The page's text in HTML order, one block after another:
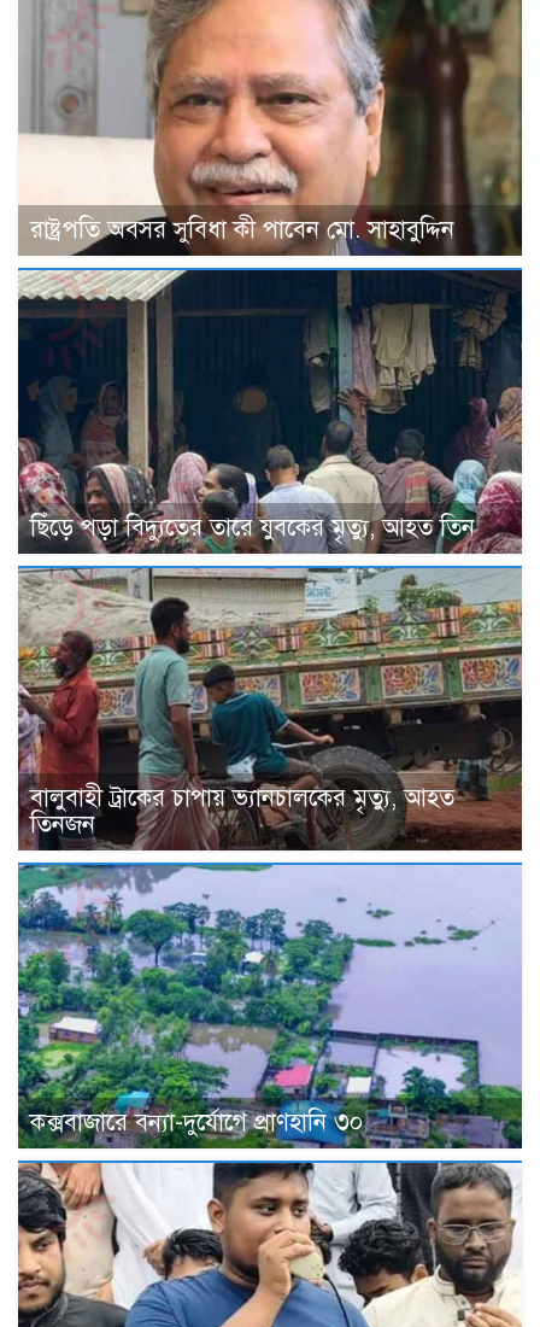
রাষ্ট্রপতি অবসর সুবিধা কী পাবেন মো. সাহাবুদ্দিন
ছিঁড়ে পড়া বিদ্যুতের তারে যুবকের মৃত্যু, আহত তিন
বালুবাহী ট্রাকের চাপায় ভ্যানচালকের মৃত্যু, আহত
তিনজন
কক্সবাজারে বন্যা-দুর্যোগে প্রাণহানি ৩০